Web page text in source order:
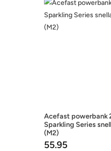
Acefast powerbank
Sparkling Series
(M2)
55.95